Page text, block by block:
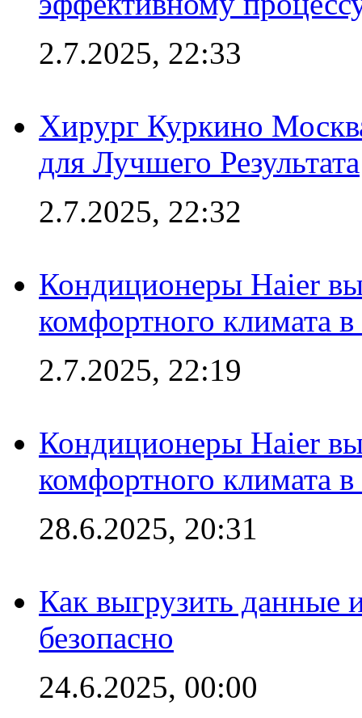
2.7.2025, 22:33
Хирург Куркино
для Лучшего Результата
2.7.2025, 22:32
Кондиционеры Haier
комфортного климата
2.7.2025, 22:19
Кондиционеры Haier
комфортного климата
28.6.2025, 20:31
Как выгрузить данные
безопасно
24.6.2025, 00:00